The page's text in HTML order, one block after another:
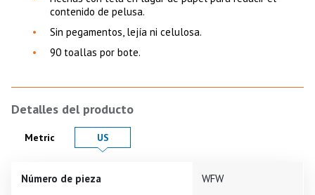
contenido de pelusa.
Sin pegamentos, lejía ni celulosa.
90 toallas por bote.
Detalles del producto
Product Details in
Metric Product Details in
US
Número de pieza WFW